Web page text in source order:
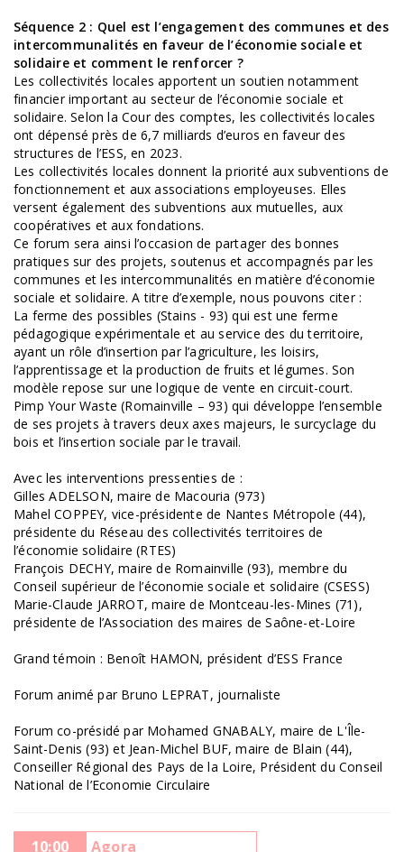
Séquence 2 : Quel est l’engagement des communes et des
intercommunalités en faveur de l’économie sociale et
solidaire et comment le renforcer ?
Les collectivités locales apportent un soutien notamment
financier important au secteur de l’économie sociale et
solidaire. Selon la Cour des comptes, les collectivités locales
ont dépensé près de 6,7 milliards d’euros en faveur des
structures de l’ESS, en 2023.
Les collectivités locales donnent la priorité aux subventions de
fonctionnement et aux associations employeuses. Elles
versent également des subventions aux mutuelles, aux
coopératives et aux fondations.
Ce forum sera ainsi l’occasion de partager des bonnes
pratiques sur des projets, soutenus et accompagnés par les
communes et les intercommunalités en matière d’économie
sociale et solidaire. A titre d’exemple, nous pouvons citer :
La ferme des possibles (Stains - 93) qui est une ferme
pédagogique expérimentale et au service des du territoire,
ayant un rôle d’insertion par l’agriculture, les loisirs,
l’apprentissage et la production de fruits et légumes. Son
modèle repose sur une logique de vente en circuit-court.
Pimp Your Waste (Romainville – 93) qui développe l’ensemble
de ses projets à travers deux axes majeurs, le surcyclage du
bois et l’insertion sociale par le travail.
Avec les interventions pressenties de :
Gilles ADELSON, maire de Macouria (973)
Mahel COPPEY, vice-présidente de Nantes Métropole (44),
présidente du Réseau des collectivités territoires de
l’économie solidaire (RTES)
François DECHY, maire de Romainville (93), membre du
Conseil supérieur de l’économie sociale et solidaire (CSESS)
Marie-Claude JARROT, maire de Montceau-les-Mines (71),
présidente de l’Association des maires de Saône-et-Loire
Grand témoin : Benoît HAMON, président d’ESS France
Forum animé par Bruno LEPRAT, journaliste
Forum co-présidé par Mohamed GNABALY, maire de L'Île-
Saint-Denis (93) et Jean-Michel BUF, maire de Blain (44),
Conseiller Régional des Pays de la Loire, Président du Conseil
National de l’Economie Circulaire
10:00 Agora